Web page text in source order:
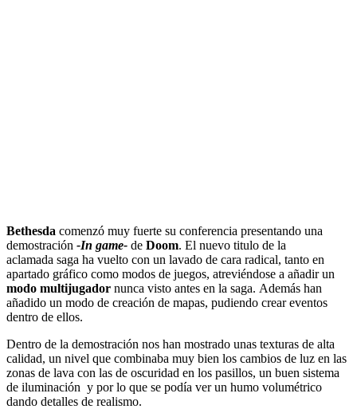
Bethesda comenzó muy fuerte su conferencia presentando una
demostración -In game- de Doom. El nuevo titulo de la
aclamada saga ha vuelto con un lavado de cara radical, tanto en
apartado gráfico como modos de juegos, atreviéndose a añadir un
modo multijugador nunca visto antes en la saga. Además han
añadido un modo de creación de mapas, pudiendo crear eventos
dentro de ellos.
Dentro de la demostración nos han mostrado unas texturas de alta
calidad, un nivel que combinaba muy bien los cambios de luz en las
zonas de lava con las de oscuridad en los pasillos, un buen sistema
de iluminación y por lo que se podía ver un humo volumétrico
dando detalles de realismo.